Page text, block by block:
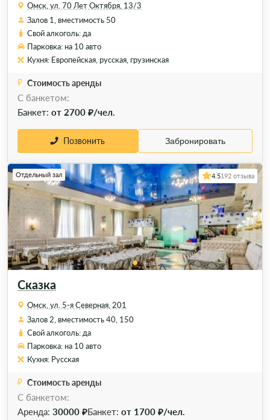
Омск, ул. 70 Лет Октября, 13/3
Залов 1, вместимость 50
Свой алкоголь: да
Парковка: на 10 авто
Кухня: Европейская, русская, грузинская
Стоимость аренды
C банкетом:
Банкет: от 2700 ₽/чел.
Позвонить Забронировать
Сказка
Отдельный зал 4.5192 отзыва
Омск, ул. 5-я Северная, 201
Залов 2, вместимость 40, 150
Свой алкоголь: да
Парковка: на 10 авто
Кухня: Русская
Стоимость аренды
С банкетом:
Аренда: 30000 ₽Банкет: от 1700 ₽/чел.